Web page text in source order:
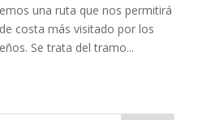
una ruta que nos permitirá
costa más visitado por los
Se trata del tramo...